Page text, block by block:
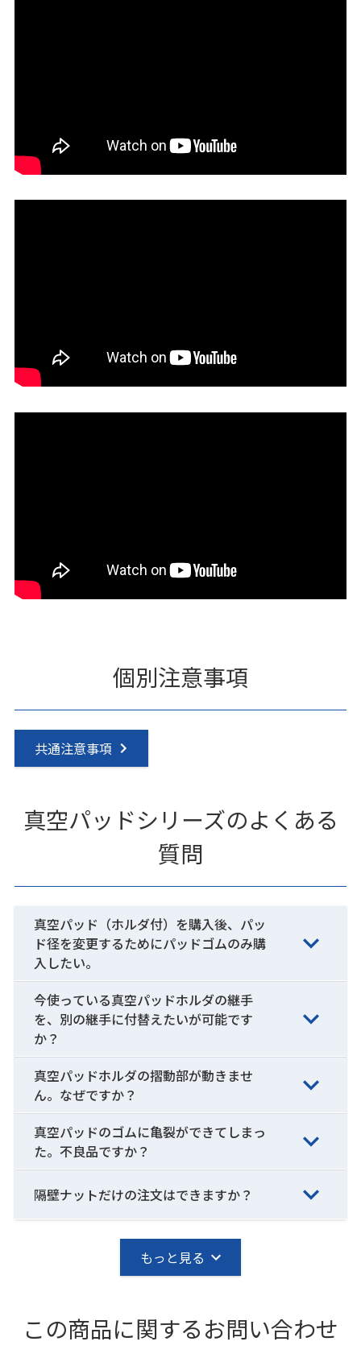
個別注意事項
共通注意事項
真空パッドシリーズのよくある
質問
真空パッド（ホルダ付）を購入後、パッ
ド径を変更するためにパッドゴムのみ購
入したい。
今使っている真空パッドホルダの継手
を、別の継手に付替えたいが可能です
か？
真空パッドホルダの摺動部が動きませ
ん。なぜですか？
真空パッドのゴムに亀裂ができてしまっ
た。不良品ですか？
隔壁ナットだけの注文はできますか？
もっと見る
この商品に関するお問い合わせ